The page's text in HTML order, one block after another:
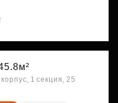
1 секция, 25